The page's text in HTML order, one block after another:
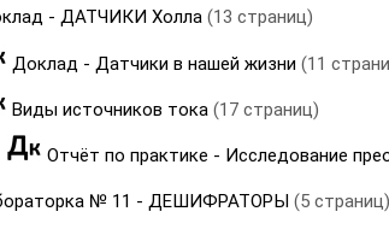
- ДАТЧИКИ Холла (13 страниц)
Доклад - Датчики в нашей жизни (11
Виды источников тока (17 страниц)
Отчёт по практике - Исследование
№ 11 - ДЕШИФРАТОРЫ (5 страниц)